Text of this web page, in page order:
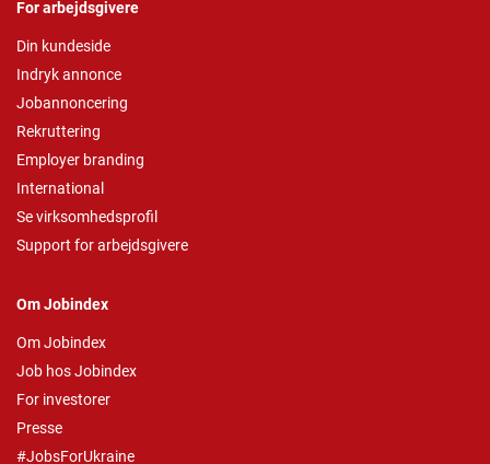
For arbejdsgivere
Din kundeside
Indryk annonce
Jobannoncering
Rekruttering
Employer branding
International
Se virksomhedsprofil
Support for arbejdsgivere
Om Jobindex
Om Jobindex
Job hos Jobindex
For investorer
Presse
#JobsForUkraine